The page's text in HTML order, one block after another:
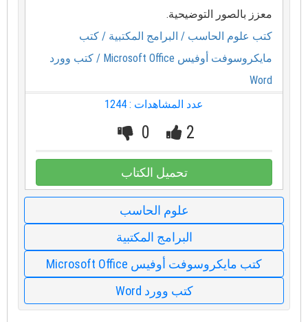
معزز بالصور التوضيحية.
كتب علوم الحاسب / البرامج المكتبية / كتب
مايكروسوفت أوفيس Microsoft Office
/ كتب وورد
Word
عدد المشاهدات : 1244
2
0
تحميل الكتاب
علوم الحاسب
البرامج المكتبية
كتب مايكروسوفت أوفيس Microsoft Office
كتب وورد Word